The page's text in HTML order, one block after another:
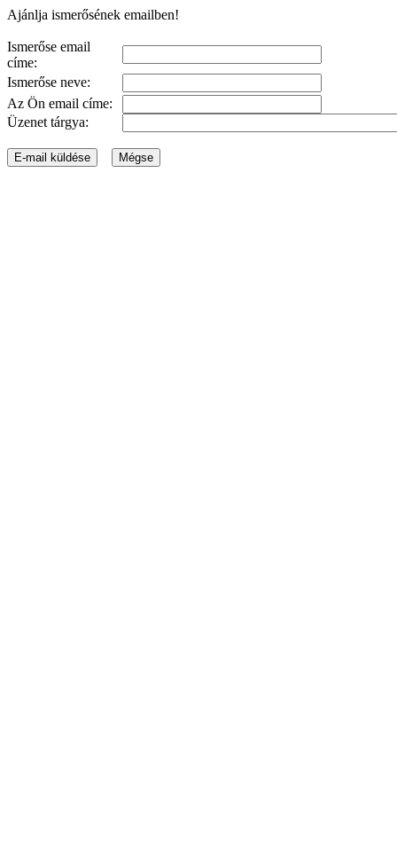
Ajánlja ismerősének emailben!
Ismerőse email
címe:
Ismerőse neve:
Az Ön email címe:
Üzenet tárgya: